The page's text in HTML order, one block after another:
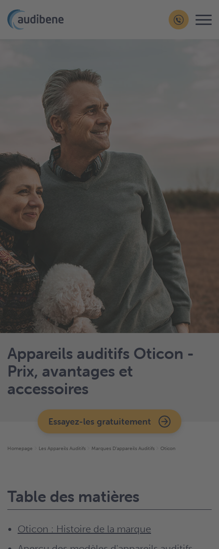
Appareils auditifs Oticon -
Prix, avantages et
accessoires
Essayez-les gratuitement
Homepage Les Appareils Auditifs Marques D’appareils Auditifs Oticon
Table des matières
Oticon : Histoire de la marque